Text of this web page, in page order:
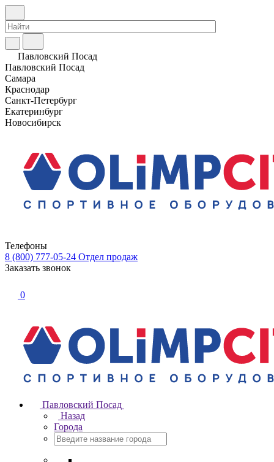
Павловский Посад
Павловский Посад
Самара
Краснодар
Санкт-Петербург
Екатеринбург
Новосибирск
Телефоны
8 (800) 777-05-24 Отдел продаж
Заказать звонок
0
Павловский Посад
Назад
Города